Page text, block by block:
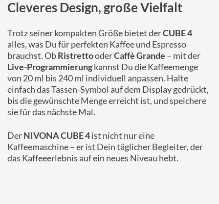
Cleveres Design, große Vielfalt
Trotz seiner kompakten Größe bietet derCUBE 4
alles, was Du für perfekten Kaffee und Espresso
brauchst. ObRistrettooderCaffè Grande – mit der
Live-Programmierungkannst Du die Kaffeemenge
von 20 ml bis 240 ml individuell anpassen. Halte
einfach das Tassen-Symbol auf dem Display gedrückt,
bis die gewünschte Menge erreicht ist, und speichere
sie für das nächste Mal.
DerNIVONA CUBE 4ist nicht nur eine
Kaffeemaschine – er ist Dein täglicher Begleiter, der
das Kaffeeerlebnis auf ein neues Niveau hebt.